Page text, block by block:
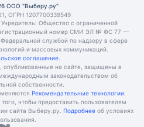
ООО "Выберу.ру"
ОГРН 1207700339549
Общество с ограниченной
номер СМИ ЭЛ № ФС 77 —
службой по надзору в сфере
и массовых коммуникаций.
соглашение.
на сайте, защищены в
законодательством об
собственности.
Рекомендательные технологии.
чтобы предоставить пользователям
сайта Выберу.ру.
Подробнее об условиях